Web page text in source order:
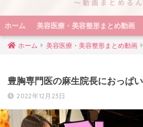
ホーム 美容医療・美容整形まとめ動画
ホーム 美容医療・美容整形まとめ動画
豊胸専門医の麻生院長におっぱ
2022年12月23日